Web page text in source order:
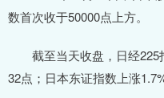
数首次收于50000点上方。
截至当天收盘，日经225
32点；日本东证指数上涨